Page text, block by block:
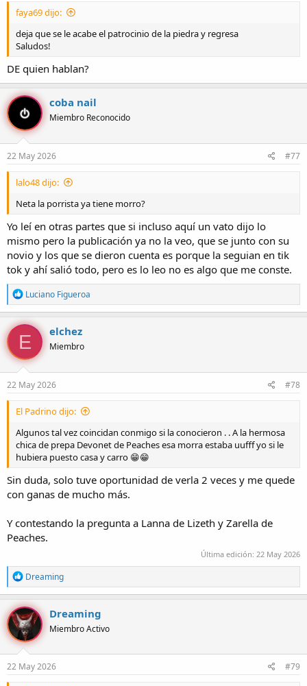
faya69 dijo:
deja que se le acabe el patrocinio de la piedra y regresa
Saludos!
DE quien hablan?
coba nail
Miembro Reconocido
22 May 2026 #77
lalo48 dijo:
Neta la porrista ya tiene morro?
Yo leí en otras partes que si incluso aquí un vato dijo lo
mismo pero la publicación ya no la veo, que se junto con su
novio y los que se dieron cuenta es porque la seguian en tik
tok y ahí salió todo, pero es lo leo no es algo que me conste.
R
e
a
c
c
i
o
n
e
s
Luciano Figueroa
E elchez
Miembro
22 May 2026 #78
El Padrino dijo:
Algunos tal vez coincidan conmigo si la conocieron . . A la hermosa
chica de prepa Devonet de Peaches esa morra estaba uufff yo si le
hubiera puesto casa y carro 😁😁
Sin duda, solo tuve oportunidad de verla 2 veces y me quede
con ganas de mucho más.
Y contestando la pregunta a Lanna de Lizeth y Zarella de
Peaches.
Última edición: 22 May 2026
R
e
a
c
c
i
o
n
e
Dreaming
Dreaming
Miembro Activo
22 May 2026 #79